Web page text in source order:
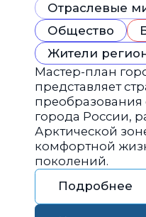
Отраслевые
Общество
Жители
Мастер-план
представляет
преобразования
города России,
Арктической
комфортной
поколений.
Подробнее